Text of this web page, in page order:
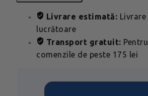
Livrare estimată:
lucrătoare
Transport gratuit:
comenzile de peste 175 lei